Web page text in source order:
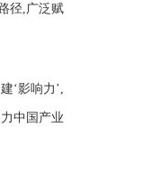
径,广泛赋
‘影响力’,
中国产业